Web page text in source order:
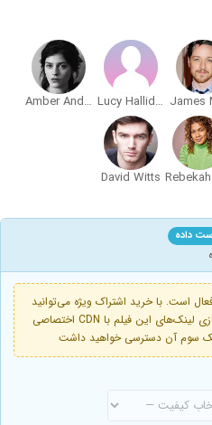
Lucy Halliday
Amber Anderson
David Witts
است. با خرید اشتراک ویژه می‌توانید
هر 2 ساعت یک‌بار درخواست همگام‌سازی لینک‌های این فیلم با CDN اختصاصی
سوم آن دسترسی خواهید داشت